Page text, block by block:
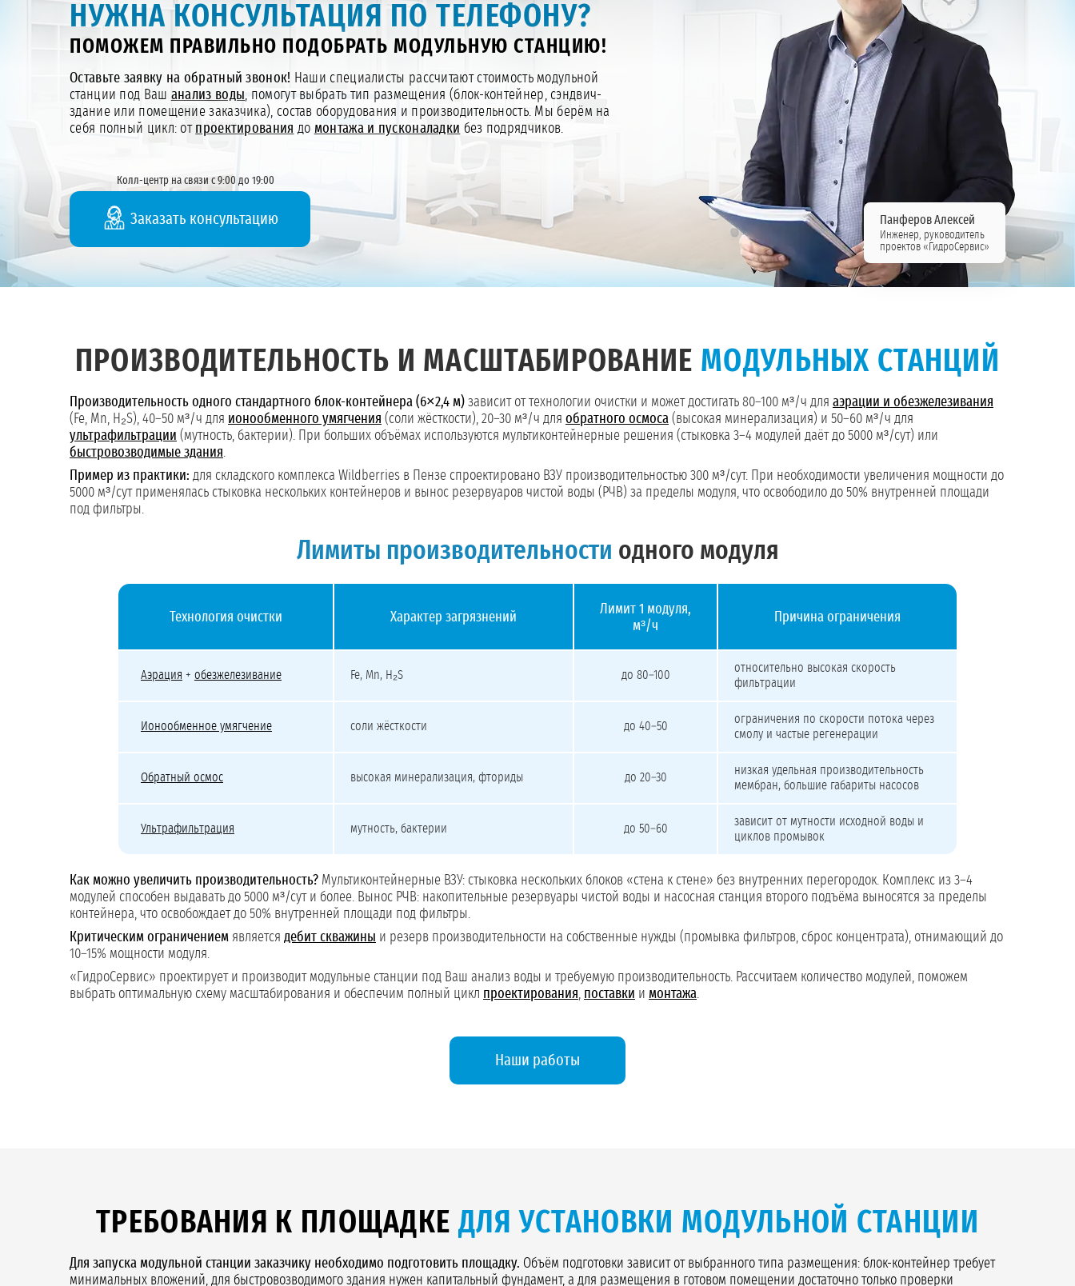
НУЖНА КОНСУЛЬТАЦИЯ ПО ТЕЛЕФОНУ?
ПОМОЖЕМ ПРАВИЛЬНО ПОДОБРАТЬ МОДУЛЬНУЮ СТАНЦИЮ!
Оставьте заявку на обратный звонок! Наши специалисты рассчитают стоимость модульной
станции под Ваш анализ воды, помогут выбрать тип размещения (блок-контейнер, сэндвич-
здание или помещение заказчика), состав оборудования и производительность. Мы берём на
себя полный цикл: от проектирования до монтажа и пусконаладки без подрядчиков.
Колл-центр на связи с 9:00 до 19:00
Заказать консультацию Панферов Алексей
Инженер, руководитель
проектов «ГидроСервис»
ПРОИЗВОДИТЕЛЬНОСТЬ И МАСШТАБИРОВАНИЕ МОДУЛЬНЫХ СТАНЦИЙ
Производительность одного стандартного блок-контейнера (6×2,4 м) зависит от технологии очистки и может достигать 80–100 м³/ч для аэрации и обезжелезивания
(Fe, Mn, H₂S), 40–50 м³/ч для ионообменного умягчения (соли жёсткости), 20–30 м³/ч для обратного осмоса (высокая минерализация) и 50–60 м³/ч для
ультрафильтрации (мутность, бактерии). При больших объёмах используются мультиконтейнерные решения (стыковка 3–4 модулей даёт до 5000 м³/сут) или
быстровозводимые здания.
Пример из практики: для складского комплекса Wildberries в Пензе спроектировано ВЗУ производительностью 300 м³/сут. При необходимости увеличения мощности до
5000 м³/сут применялась стыковка нескольких контейнеров и вынос резервуаров чистой воды (РЧВ) за пределы модуля, что освободило до 50% внутренней площади
под фильтры.
Лимиты производительности одного модуля
Технология очистки Характер загрязнений
Лимит 1 модуля,
м³/ч
Причина ограничения
Аэрация + обезжелезивание Fe, Mn, H₂S до 80–100
относительно высокая скорость
фильтрации
Ионообменное умягчение соли жёсткости до 40–50
ограничения по скорости потока через
смолу и частые регенерации
Обратный осмос высокая минерализация, фториды до 20–30
низкая удельная производительность
мембран, большие габариты насосов
Ультрафильтрация мутность, бактерии до 50–60
зависит от мутности исходной воды и
циклов промывок
Как можно увеличить производительность? Мультиконтейнерные ВЗУ: стыковка нескольких блоков «стена к стене» без внутренних перегородок. Комплекс из 3–4
модулей способен выдавать до 5000 м³/сут и более. Вынос РЧВ: накопительные резервуары чистой воды и насосная станция второго подъёма выносятся за пределы
контейнера, что освобождает до 50% внутренней площади под фильтры.
Критическим ограничением является дебит скважины и резерв производительности на собственные нужды (промывка фильтров, сброс концентрата), отнимающий до
10–15% мощности модуля.
«ГидроСервис» проектирует и производит модульные станции под Ваш анализ воды и требуемую производительность. Рассчитаем количество модулей, поможем
выбрать оптимальную схему масштабирования и обеспечим полный цикл проектирования, поставки и монтажа.
Наши работы
ТРЕБОВАНИЯ К ПЛОЩАДКЕ ДЛЯ УСТАНОВКИ МОДУЛЬНОЙ СТАНЦИИ
Для запуска модульной станции заказчику необходимо подготовить площадку. Объём подготовки зависит от выбранного типа размещения: блок-контейнер требует
минимальных вложений, для быстровозводимого здания нужен капитальный фундамент, а для размещения в готовом помещении достаточно только проверки